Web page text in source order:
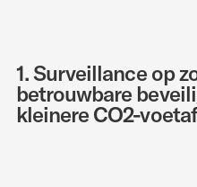
1. Surveillance op
betrouwbare
kleinere CO2-